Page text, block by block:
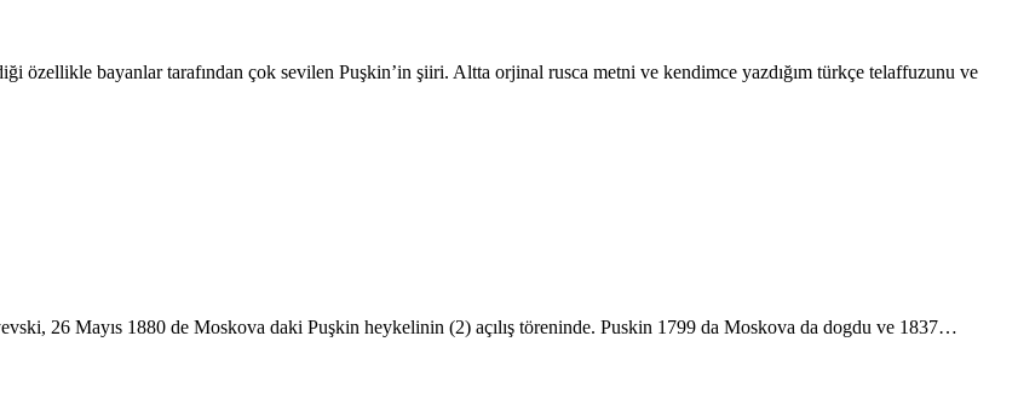
özellikle bayanlar tarafından çok sevilen Puşkin’in şiiri. Altta orjinal rusca metni ve kendimce yazdığım türkçe telaffuzunu ve
26 Mayıs 1880 de Moskova daki Puşkin heykelinin (2) açılış töreninde. Puskin 1799 da Moskova da dogdu ve 1837…